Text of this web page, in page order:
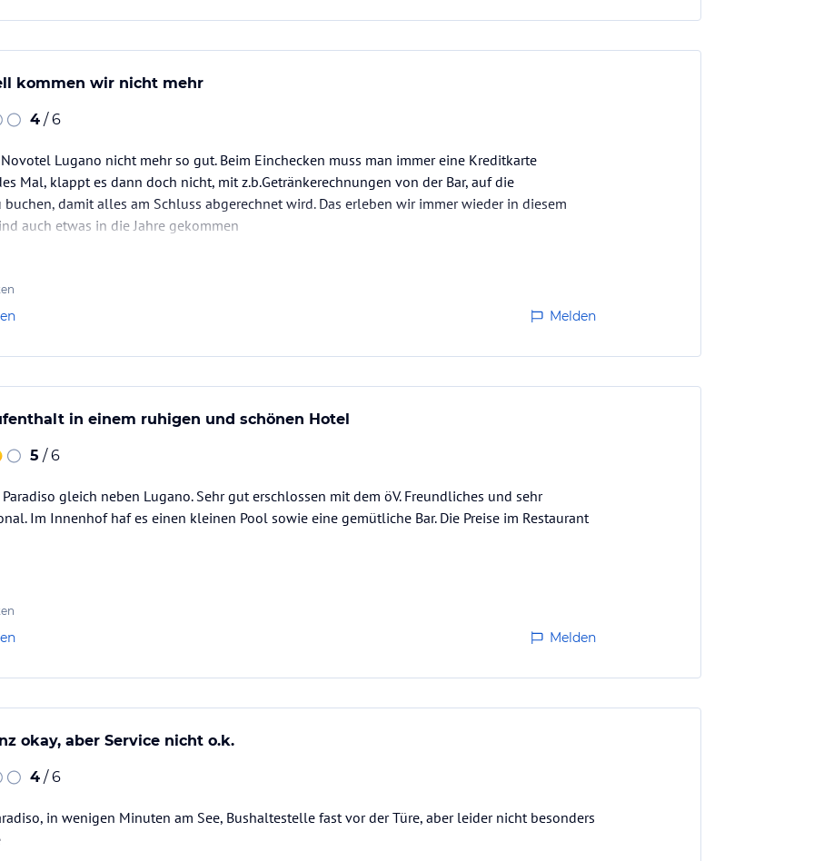
kommen wir nicht mehr
4 / 6
Lugano nicht mehr so gut. Beim Einchecken muss man immer eine Kreditkarte
Mal, klappt es dann doch nicht, mit z.b.Getränkerechnungen von der Bar, auf die
damit alles am Schluss abgerechnet wird. Das erleben wir immer wieder in diesem
auch etwas in die Jahre gekommen
Melden
in einem ruhigen und schönen Hotel
5 / 6
gleich neben Lugano. Sehr gut erschlossen mit dem öV. Freundliches und sehr
Im Innenhof haf es einen kleinen Pool sowie eine gemütliche Bar. Die Preise im Restaurant
Melden
okay, aber Service nicht o.k.
4 / 6
in wenigen Minuten am See, Bushaltestelle fast vor der Türe, aber leider nicht besonders